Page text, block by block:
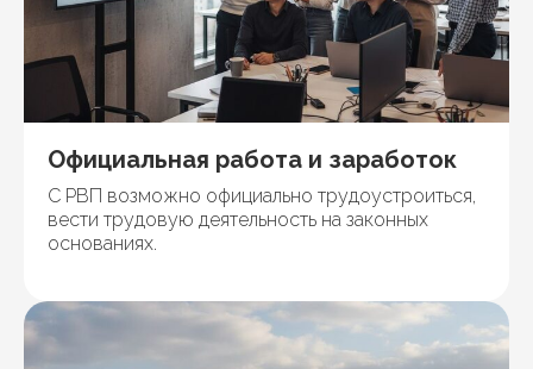
Официальная работа и заработок
С РВП возможно официально трудоустроиться,
вести трудовую деятельность на законных
основаниях.